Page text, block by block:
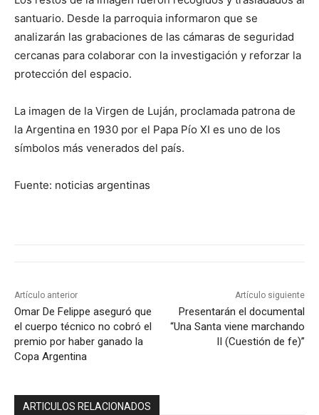
santuario. Desde la parroquia informaron que se
analizarán las grabaciones de las cámaras de seguridad
cercanas para colaborar con la investigación y reforzar la
protección del espacio.
La imagen de la Virgen de Luján, proclamada patrona de
la Argentina en 1930 por el Papa Pío XI es uno de los
símbolos más venerados del país.
Fuente: noticias argentinas
Artículo anterior
Omar De Felippe aseguró que
el cuerpo técnico no cobró el
premio por haber ganado la
Copa Argentina
Artículo siguiente
Presentarán el documental
“Una Santa viene marchando
II (Cuestión de fe)”
ARTICULOS RELACIONADOS